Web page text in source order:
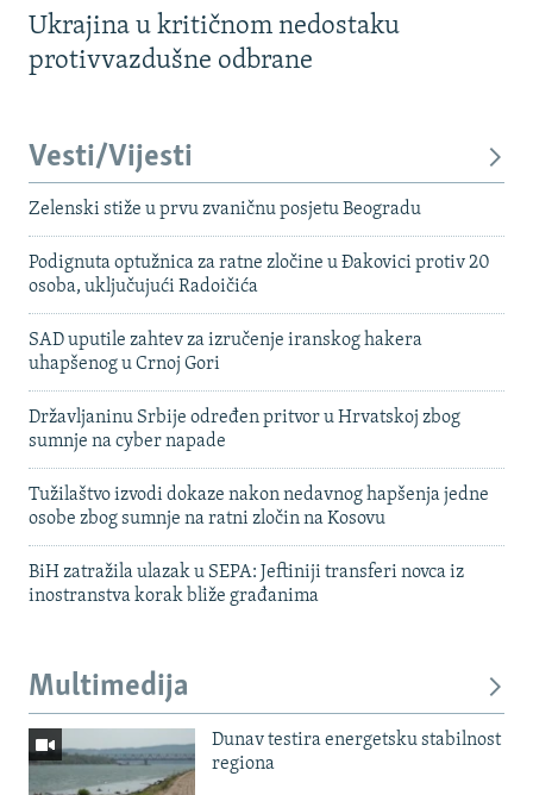
Ukrajina u kritičnom nedostaku
protivvazdušne odbrane
Vesti/Vijesti
Zelenski stiže u prvu zvaničnu posjetu Beogradu
Podignuta optužnica za ratne zločine u Đakovici protiv 20
osoba, uključujući Radoičića
SAD uputile zahtev za izručenje iranskog hakera
uhapšenog u Crnoj Gori
Državljaninu Srbije određen pritvor u Hrvatskoj zbog
sumnje na cyber napade
Tužilaštvo izvodi dokaze nakon nedavnog hapšenja jedne
osobe zbog sumnje na ratni zločin na Kosovu
BiH zatražila ulazak u SEPA: Jeftiniji transferi novca iz
inostranstva korak bliže građanima
Multimedija
Dunav testira energetsku stabilnost
regiona